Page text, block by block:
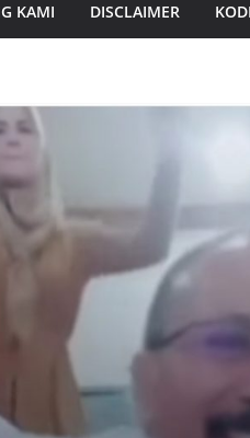
KAMI DISCLAIMER